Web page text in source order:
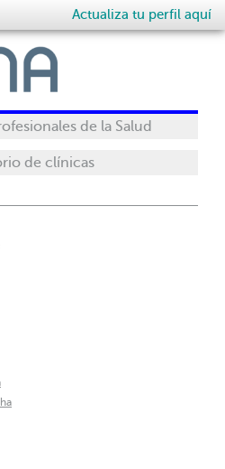
Actualiza tu perfil aquí
de la Salud
de clínicas